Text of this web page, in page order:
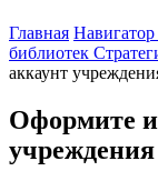
Главная
библиотек
аккаунт
Оформите и
учреждения